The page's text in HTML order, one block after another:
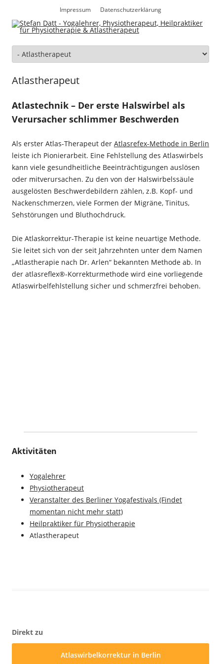
Impressum Datenschutzerklärung
springen
Atlastherapeut
Atlastechnik – Der erste Halswirbel als
Verursacher schlimmer Beschwerden
Als erster Atlas-Therapeut der Atlasrefex-Methode in Berlin
leiste ich Pionierarbeit. Eine Fehlstellung des Atlaswirbels
kann viele gesundheitliche Beeinträchtigungen auslösen
oder mitverursachen. Zu den von der Halswirbelssäule
ausgelösten Beschwerdebildern zählen, z.B. Kopf- und
Nackenschmerzen, viele Formen der Migräne, Tinitus,
Sehstörungen und Bluthochdruck.
Die Atlaskorrektur-Therapie ist keine neuartige Methode.
Sie leitet sich von der seit Jahrzehnten unter dem Namen
„Atlastherapie nach Dr. Arlen“ bekannten Methode ab. In
der atlasreflex®-Korrekturmethode wird eine vorliegende
Atlaswirbelfehlstellung sicher und schmerzfrei behoben.
Aktivitäten
Yogalehrer
Physiotherapeut
Veranstalter des Berliner Yogafestivals (Findet
momentan nicht mehr statt)
Heilpraktiker für Physiotherapie
Atlastherapeut
Direkt zu